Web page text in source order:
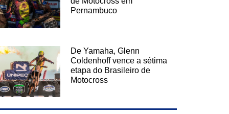
Pernambuco
De Yamaha, Glenn
Coldenhoff vence a sétima
etapa do Brasileiro de
Motocross